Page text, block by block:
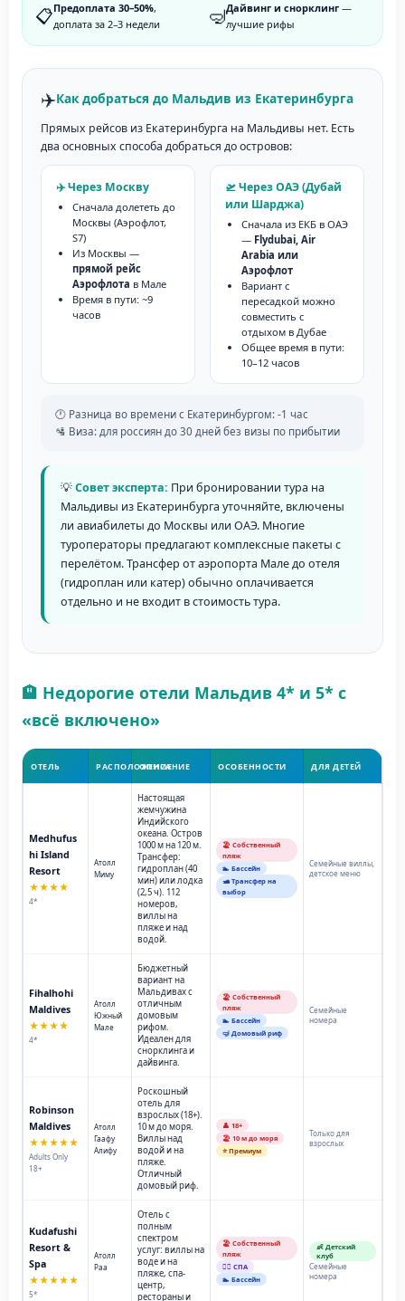
📋Предоплата 30–50%,
доплата за 2–3 недели
🤿Дайвинг и снорклинг —
лучшие рифы
✈️Как добраться до Мальдив из Екатеринбурга
Прямых рейсов из Екатеринбурга на Мальдивы нет. Есть
два основных способа добраться до островов:
✈️ Через Москву
Сначала долететь до
Москвы (Аэрофлот,
S7)
Из Москвы —
прямой рейс
Аэрофлота в Мале
Время в пути: ~9
часов
🛫 Через ОАЭ (Дубай
или Шарджа)
Сначала из ЕКБ в ОАЭ
— Flydubai, Air
Arabia или
Аэрофлот
Вариант с
пересадкой можно
совместить с
отдыхом в Дубае
Общее время в пути:
10–12 часов
🕐 Разница во времени с Екатеринбургом: -1 час
🛂 Виза: для россиян до 30 дней без визы по прибытии
💡Совет эксперта: При бронировании тура на
Мальдивы из Екатеринбурга уточняйте, включены
ли авиабилеты до Москвы или ОАЭ. Многие
туроператоры предлагают комплексные пакеты с
перелётом. Трансфер от аэропорта Мале до отеля
(гидроплан или катер) обычно оплачивается
отдельно и не входит в стоимость тура.
🏨 Недорогие отели Мальдив 4* и 5* с
«всё включено»
ОТЕЛЬ РАСПОЛОЖЕНИЕ
ОПИСАНИЕ ОСОБЕННОСТИ ДЛЯ ДЕТЕЙ
Medhufus
hi Island
Resort
★★★★
4*
Атолл
Миму
Настоящая
жемчужина
Индийского
океана. Остров
1000 м на 120 м.
Трансфер:
гидроплан (40
мин) или лодка
(2,5 ч). 112
номеров,
виллы на
пляже и над
водой.
🏖️ Собственный
пляж
🏊 Бассейн
🛥️ Трансфер на
выбор
Семейные виллы,
детское меню
Fihalhohi
Maldives
★★★★
4*
Атолл
Южный
Мале
Бюджетный
вариант на
Мальдивах с
отличным
домовым
рифом.
Идеален для
снорклинга и
дайвинга.
🏖️ Собственный
пляж
🏊 Бассейн
🤿 Домовый риф
Семейные
номера
Robinson
Maldives
★★★★★
Adults Only
18+
Атолл
Гаафу
Алифу
Роскошный
отель для
взрослых (18+).
10 м до моря.
Виллы над
водой и на
пляже.
Отличный
домовый риф.
👤 18+
🏖️ 10 м до моря
⭐ Премиум
Только для
взрослых
Kudafushi
Resort &
Spa
★★★★★
5*
Атолл
Раа
Отель с
полным
спектром
услуг: виллы на
воде и на
пляже, спа-
центр,
рестораны и
🏖️ Собственный
пляж
💆‍♂️ СПА
🏊 Бассейн
👶 Детский
клуб
Семейные
номера